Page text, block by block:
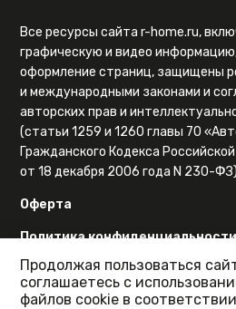
Все ресурсы сайта r-home.ru,
графическую и видео
оформление страниц, защищены
и международными законами и
авторских прав и
(статьи 1259 и 1260 главы 70
Гражданского Кодекса
от 18 декабря 2006 года N 230-
Оферта
Политика
Карта сайта
Продолжая пользоваться
соглашаетесь с
файлов cookie в